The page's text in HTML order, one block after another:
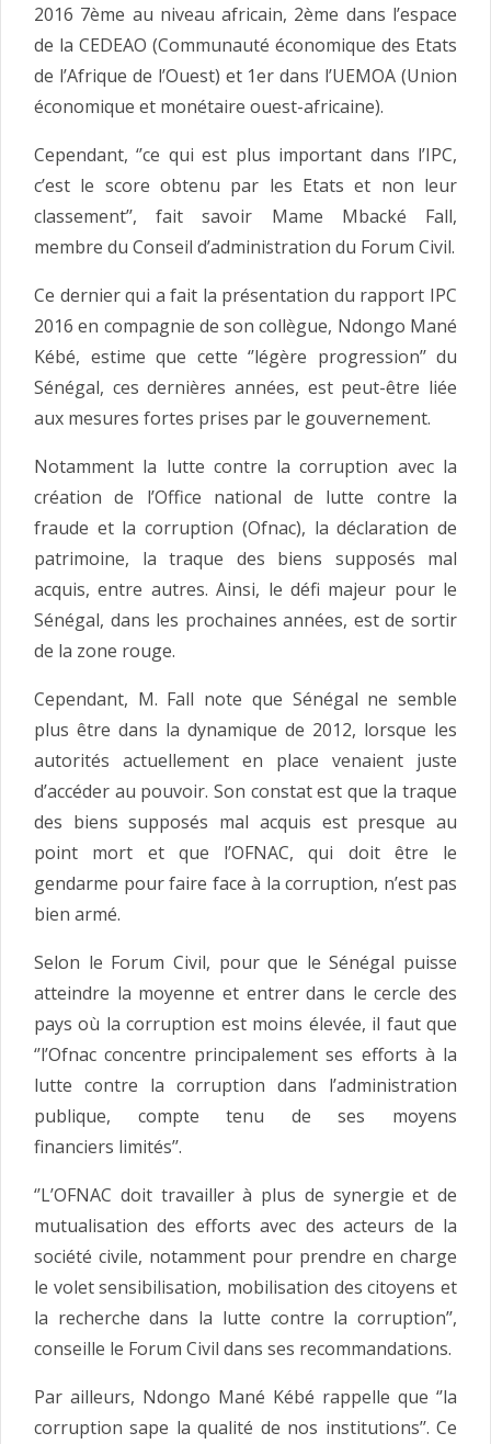
2016 7ème au niveau africain, 2ème dans l’espace
de la CEDEAO (Communauté économique des Etats
de l’Afrique de l’Ouest) et 1er dans l’UEMOA (Union
économique et monétaire ouest-africaine).
Cependant, ‘’ce qui est plus important dans l’IPC,
c’est le score obtenu par les Etats et non leur
classement’’, fait savoir Mame Mbacké Fall,
membre du Conseil d’administration du Forum Civil.
Ce dernier qui a fait la présentation du rapport IPC
2016 en compagnie de son collègue, Ndongo Mané
Kébé, estime que cette ‘’légère progression’’ du
Sénégal, ces dernières années, est peut-être liée
aux mesures fortes prises par le gouvernement.
Notamment la lutte contre la corruption avec la
création de l’Office national de lutte contre la
fraude et la corruption (Ofnac), la déclaration de
patrimoine, la traque des biens supposés mal
acquis, entre autres. Ainsi, le défi majeur pour le
Sénégal, dans les prochaines années, est de sortir
de la zone rouge.
Cependant, M. Fall note que Sénégal ne semble
plus être dans la dynamique de 2012, lorsque les
autorités actuellement en place venaient juste
d’accéder au pouvoir. Son constat est que la traque
des biens supposés mal acquis est presque au
point mort et que l’OFNAC, qui doit être le
gendarme pour faire face à la corruption, n’est pas
bien armé.
Selon le Forum Civil, pour que le Sénégal puisse
atteindre la moyenne et entrer dans le cercle des
pays où la corruption est moins élevée, il faut que
‘’l’Ofnac concentre principalement ses efforts à la
lutte contre la corruption dans l’administration
publique, compte tenu de ses moyens
financiers limités’’.
‘’L’OFNAC doit travailler à plus de synergie et de
mutualisation des efforts avec des acteurs de la
société civile, notamment pour prendre en charge
le volet sensibilisation, mobilisation des citoyens et
la recherche dans la lutte contre la corruption’’,
conseille le Forum Civil dans ses recommandations.
Par ailleurs, Ndongo Mané Kébé rappelle que ‘’la
corruption sape la qualité de nos institutions’’. Ce